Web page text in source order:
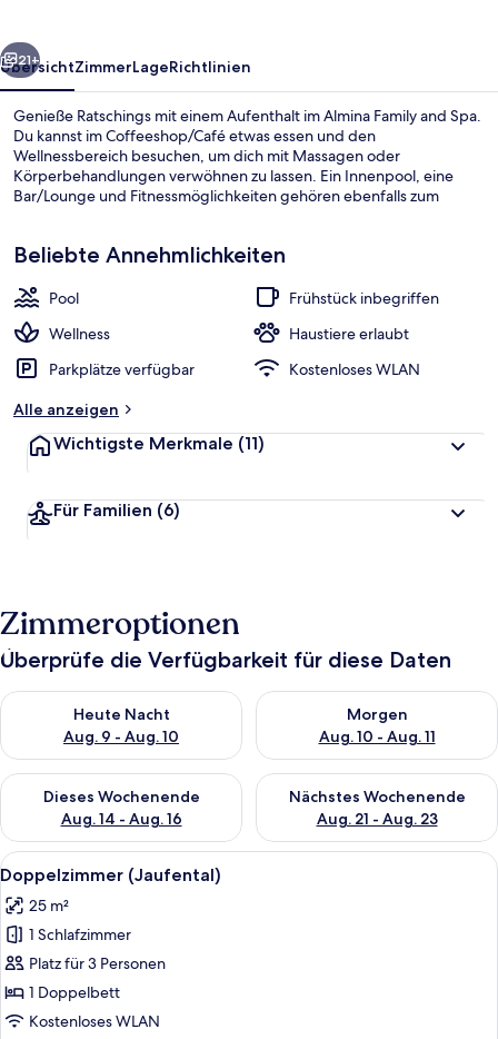
Tägliches inbegriffenes
Weiter
21+
ÜbersichtZimmerLageRichtlinien
Genieße Ratschings mit einem Aufenthalt im Almina Family and Spa.
Du kannst im Coffeeshop/Café etwas essen und den
Wellnessbereich besuchen, um dich mit Massagen oder
Körperbehandlungen verwöhnen zu lassen. Ein Innenpool, eine
Bar/Lounge und Fitnessmöglichkeiten gehören ebenfalls zum
Beliebte Annehmlichkeiten
Pool
Frühstück inbegriffen
Wellness
Haustiere erlaubt
Parkplätze verfügbar
Kostenloses WLAN
Alle anzeigen
Wichtigste Merkmale (11)
Für Familien (6)
Zimmeroptionen
Überprüfe die Verfügbarkeit für diese Daten
Heute Nacht
Aug. 9 - Aug. 10
Überprüfe die Verfügbarkeit für heute Nacht, Aug. 9 - Aug.
Morgen
Aug. 10 - Aug. 11
Überprüfe die Verfügbarkeit
Dieses Wochenende
Aug. 14 - Aug. 16
Überprüfe die Verfügbarkeit für dieses Wochenende, Aug. 14
Nächstes Wochenende
Aug. 21 - Aug. 23
Überprüfe die Verfügbarkeit
Alle
Fotos
für
Doppelzimmer
(Jaufental)
anzeigen
Ein Hotelzimmer mit einem
5
Doppelzimmer (Jaufental)
25 m²
1 Schlafzimmer
Platz für 3 Personen
1 Doppelbett
Kostenloses WLAN